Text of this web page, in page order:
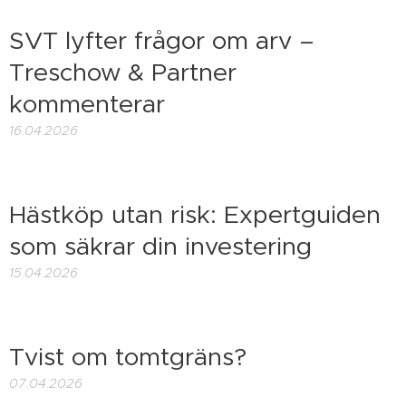
SVT lyfter frågor om arv –
Treschow & Partner
kommenterar
16.04.2026
Hästköp utan risk: Expertguiden
som säkrar din investering
15.04.2026
Tvist om tomtgräns?
07.04.2026